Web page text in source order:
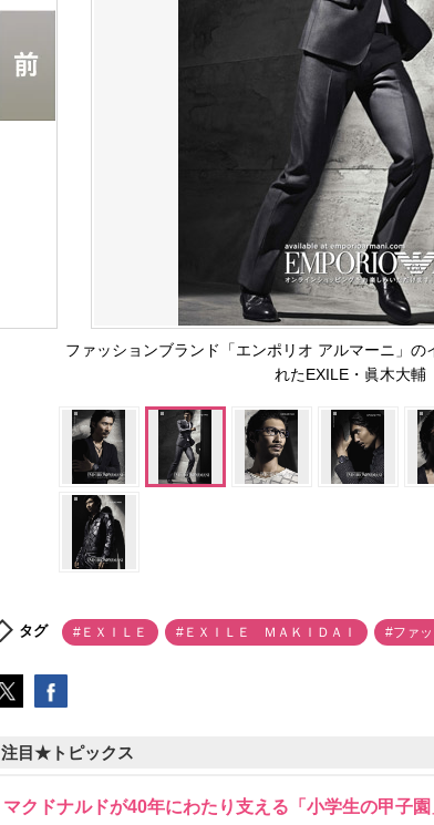
ファッションブランド「エンポリオ アルマーニ」の
れたEXILE・眞木大輔
タグ #ＥＸＩＬＥ #ＥＸＩＬＥ ＭＡＫＩＤＡＩ #ファ
注目★トピックス
マクドナルドが40年にわたり支える「小学生の甲子園